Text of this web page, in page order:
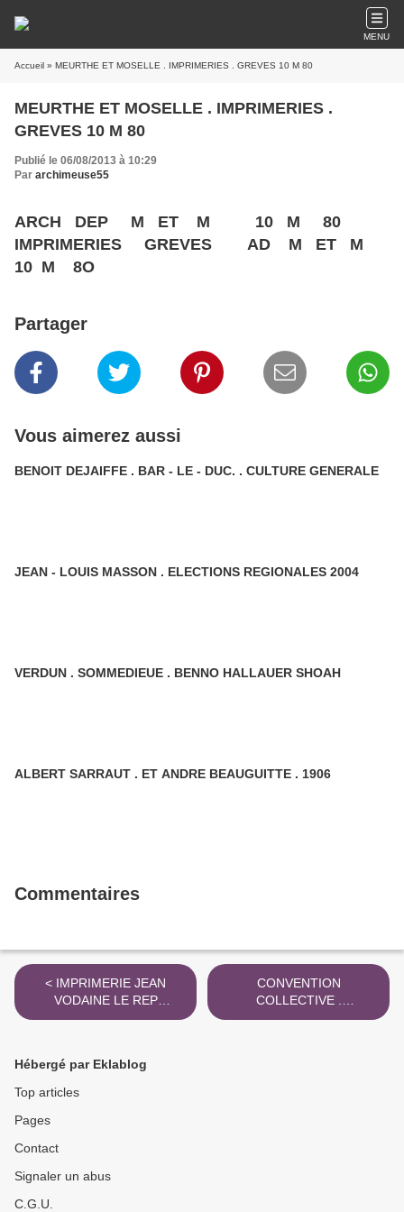
MENU
Accueil » MEURTHE ET MOSELLE . IMPRIMERIES . GREVES 10 M 80
MEURTHE ET MOSELLE . IMPRIMERIES .
GREVES 10 M 80
Publié le 06/08/2013 à 10:29
Par archimeuse55
ARCH DEP M ET M 10 M 80
IMPRIMERIES GREVES AD M ET M
10 M 8O
Partager
Vous aimerez aussi
BENOIT DEJAIFFE . BAR - LE - DUC. . CULTURE GENERALE
JEAN - LOUIS MASSON . ELECTIONS REGIONALES 2004
VERDUN . SOMMEDIEUE . BENNO HALLAUER SHOAH
ALBERT SARRAUT . ET ANDRE BEAUGUITTE . 1906
Commentaires
< IMPRIMERIE JEAN
VODAINE LE REP
LORRAIN 20 . 7 . 2003
CONVENTION
COLLECTIVE .
IMPRIMERIE MEURTHE ET
Hébergé par Eklablog
Top articles
Pages
Contact
Signaler un abus
C.G.U.